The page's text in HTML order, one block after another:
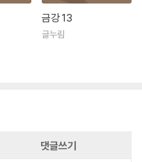
금강 13
글누림
댓글쓰기